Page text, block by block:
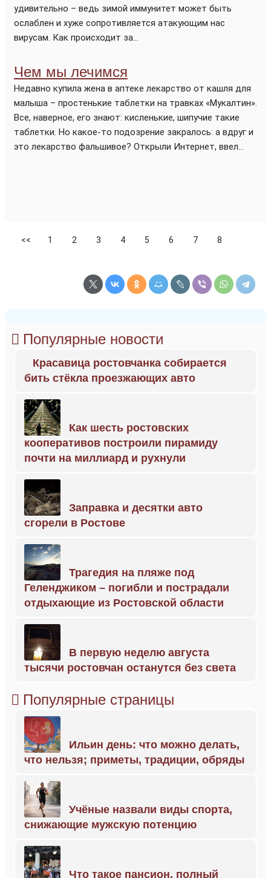
удивительно – ведь зимой иммунитет может быть
ослаблен и хуже сопротивляется атакующим нас
вирусам. Как происходит за...
Чем мы лечимся
Недавно купила жена в аптеке лекарство от кашля для
малыша – простенькие таблетки на травках «Мукалтин».
Все, наверное, его знают: кисленькие, шипучие такие
таблетки. Но какое-то подозрение закралось: а вдруг и
это лекарство фальшивое? Открыли Интернет, ввел...
<< 1 2 3 4 5 6 7 8
Популярные новости
Красавица ростовчанка собирается
бить стёкла проезжающих авто
Как шесть ростовских
кооперативов построили пирамиду
почти на миллиард и рухнули
Заправка и десятки авто
сгорели в Ростове
Трагедия на пляже под
Геленджиком – погибли и пострадали
отдыхающие из Ростовской области
В первую неделю августа
тысячи ростовчан останутся без света
Популярные страницы
Ильин день: что можно делать,
что нельзя; приметы, традиции, обряды
Учёные назвали виды спорта,
снижающие мужскую потенцию
Что такое пансион, полный